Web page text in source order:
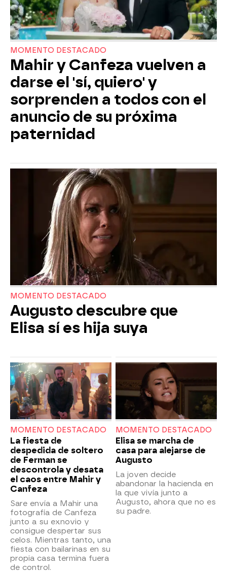
MOMENTO DESTACADO
Mahir y Canfeza vuelven a
darse el 'sí, quiero' y
sorprenden a todos con el
anuncio de su próxima
paternidad
MOMENTO DESTACADO
Augusto descubre que
Elisa sí es hija suya
MOMENTO DESTACADO
La fiesta de
despedida de soltero
de Ferman se
descontrola y desata
el caos entre Mahir y
Canfeza
Sare envía a Mahir una
fotografía de Canfeza
junto a su exnovio y
consigue despertar sus
celos. Mientras tanto, una
fiesta con bailarinas en su
propia casa termina fuera
de control.
MOMENTO DESTACADO
Elisa se marcha de
casa para alejarse de
Augusto
La joven decide
abandonar la hacienda en
la que vivía junto a
Augusto, ahora que no es
su padre.